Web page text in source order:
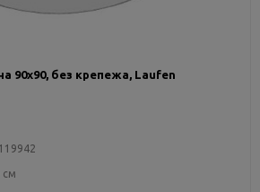
90х90, без крепежа, Laufen
119942
см